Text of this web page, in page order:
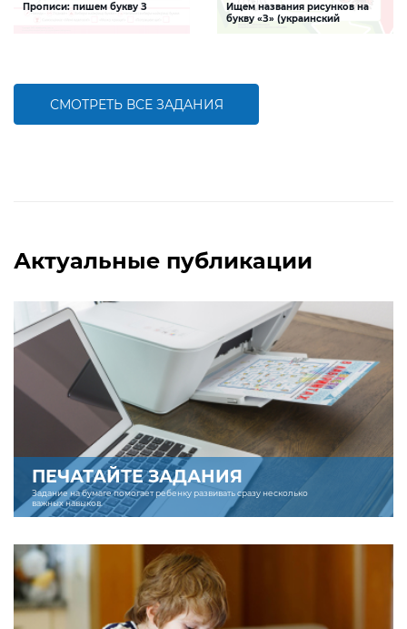
Прописи: пишем букву З
Ищем названия рисунков на
букву «З» (украинский
СМОТРЕТЬ ВСЕ ЗАДАНИЯ
Актуальные публикации
ПЕЧАТАЙТЕ ЗАДАНИЯ
Задание на бумаге помогает ребенку развивать сразу несколько
важных навыков.